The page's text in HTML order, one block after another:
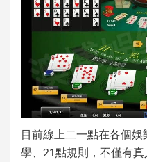
目前線上二一點在各個
學、 21點規則 ，不僅有